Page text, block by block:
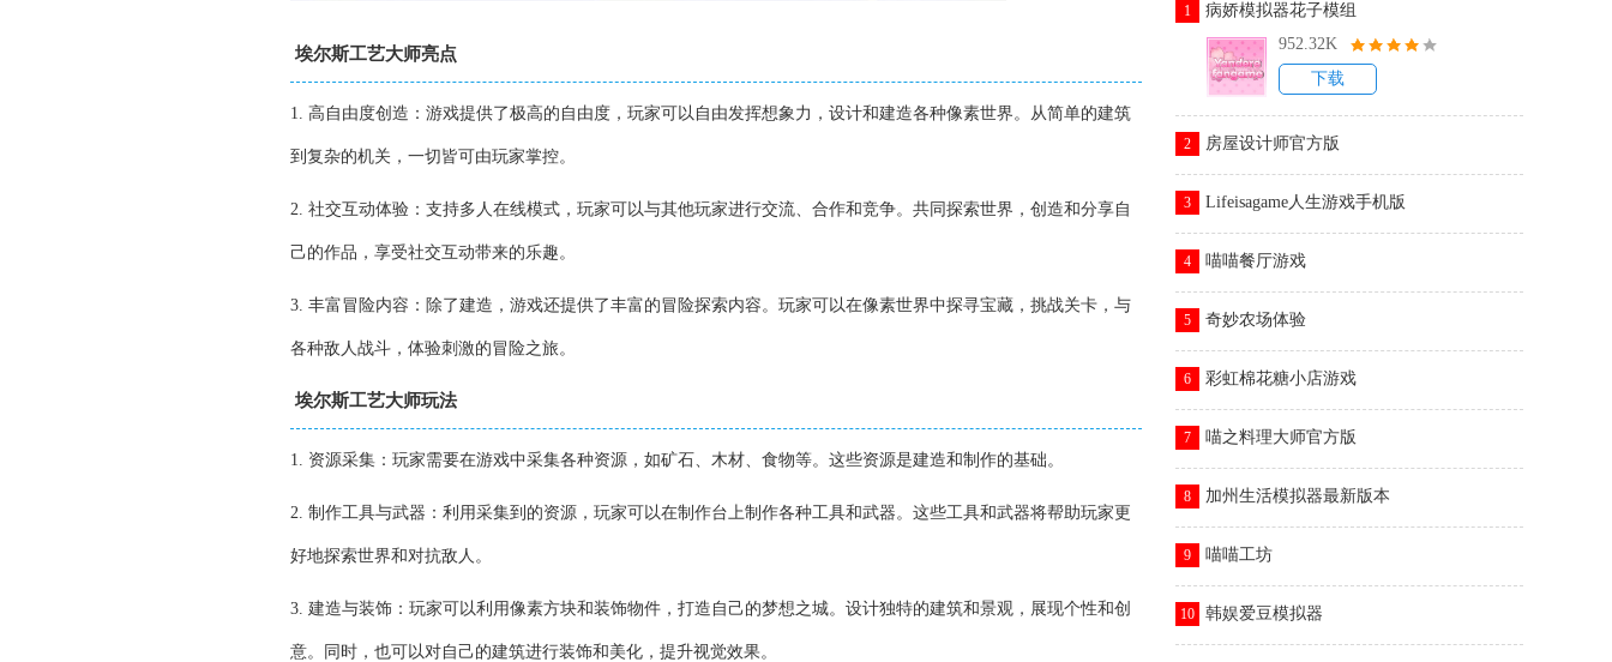
埃尔斯工艺大师亮点
1. 高自由度创造：游戏提供了极高的自由度，玩家可以自由发挥想象力，设计和建造各种像素世界。从简单的建筑
到复杂的机关，一切皆可由玩家掌控。
2. 社交互动体验：支持多人在线模式，玩家可以与其他玩家进行交流、合作和竞争。共同探索世界，创造和分享自
己的作品，享受社交互动带来的乐趣。
3. 丰富冒险内容：除了建造，游戏还提供了丰富的冒险探索内容。玩家可以在像素世界中探寻宝藏，挑战关卡，与
各种敌人战斗，体验刺激的冒险之旅。
埃尔斯工艺大师玩法
1. 资源采集：玩家需要在游戏中采集各种资源，如矿石、木材、食物等。这些资源是建造和制作的基础。
2. 制作工具与武器：利用采集到的资源，玩家可以在制作台上制作各种工具和武器。这些工具和武器将帮助玩家更
好地探索世界和对抗敌人。
3. 建造与装饰：玩家可以利用像素方块和装饰物件，打造自己的梦想之城。设计独特的建筑和景观，展现个性和创
意。同时，也可以对自己的建筑进行装饰和美化，提升视觉效果。
1
病娇模拟器花子模组
952.32K
下载
2 房屋设计师官方版
3 Lifeisagame人生游戏手机版
4 喵喵餐厅游戏
5 奇妙农场体验
6 彩虹棉花糖小店游戏
7 喵之料理大师官方版
8 加州生活模拟器最新版本
9 喵喵工坊
10 韩娱爱豆模拟器